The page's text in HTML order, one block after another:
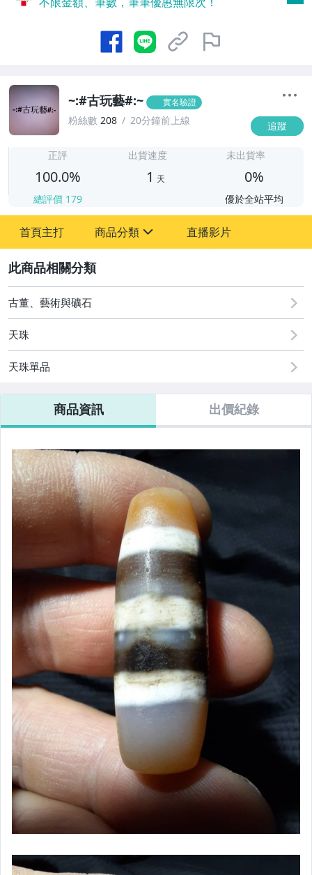
~:#古玩藝#:~ 實名驗證
粉絲數 208 20分鐘前上線 追蹤
正評
100.0%
總評價 179
出貨速度
1 天
未出貨率
0%
優於全站平均
首頁主打 商品分類
古董、藝術與礦石
玩具、模型與公仔
手錶與飾品配件
直播影片
古董、藝術與礦石
天珠
天珠單品
商品資訊 出價紀錄